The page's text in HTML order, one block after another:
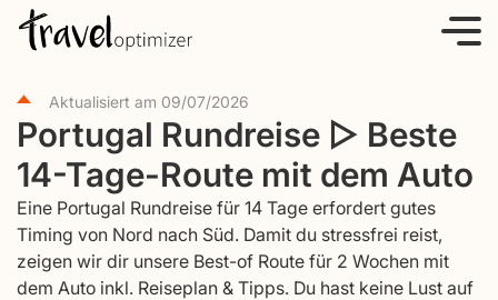
Aktualisiert am 09/07/2026
Portugal Rundreise ▷ Beste
14-Tage-Route mit dem Auto
Eine Portugal Rundreise für 14 Tage erfordert gutes
Timing von Nord nach Süd. Damit du stressfrei reist,
zeigen wir dir unsere Best-of Route für 2 Wochen mit
dem Auto inkl. Reiseplan & Tipps. Du hast keine Lust auf